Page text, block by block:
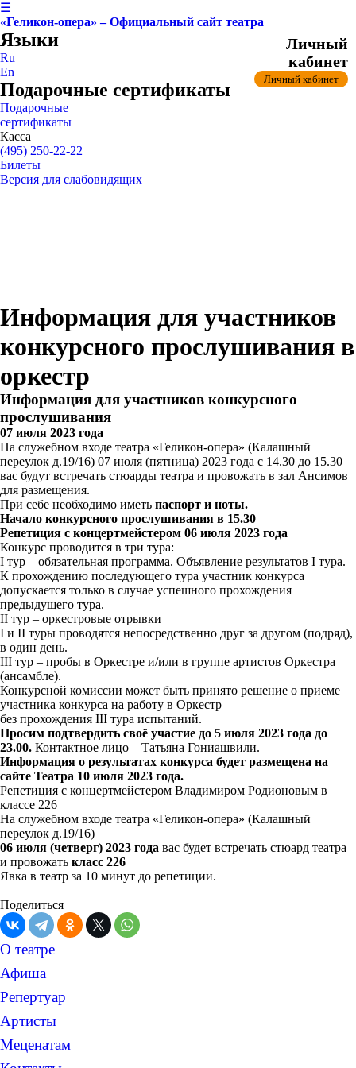
☰
«Геликон-опера» – Официальный сайт театра
Языки
Ru
En
Подарочные сертификаты
Подарочные
сертификаты
Касса
(495) 250-22-22
Личный
кабинет
Личный кабинет
Билеты
Версия для слабовидящих
Информация для участников
конкурсного прослушивания в
оркестр
Информация для участников конкурсного
прослушивания
07 июля 2023 года
На служебном входе театра «Геликон-опера» (Калашный
переулок д.19/16) 07 июля (пятница) 2023 года с 14.30 до 15.30
вас будут встречать стюарды театра и провожать в зал Ансимов
для размещения.
При себе необходимо иметь паспорт и ноты.
Начало конкурсного прослушивания в 15.30
Репетиция с концертмейстером 06 июля 2023 года
Конкурс проводится в три тура:
I тур – обязательная программа. Объявление результатов I тура.
К прохождению последующего тура участник конкурса
допускается только в случае успешного прохождения
предыдущего тура.
II тур – оркестровые отрывки
I и II туры проводятся непосредственно друг за другом (подряд),
в один день.
III тур – пробы в Оркестре и/или в группе артистов Оркестра
(ансамбле).
Конкурсной комиссии может быть принято решение о приеме
участника конкурса на работу в Оркестр
без прохождения III тура испытаний.
Просим подтвердить своё участие до 5 июля 2023 года до
23.00. Контактное лицо – Татьяна Гониашвили.
Информация о результатах конкурса будет размещена на
сайте Театра 10 июля 2023 года.
Репетиция с концертмейстером Владимиром Родионовым в
классе 226
На служебном входе театра «Геликон-опера» (Калашный
переулок д.19/16)
06 июля (четверг) 2023 года вас будет встречать стюард театра
и провожать класс 226
Явка в театр за 10 минут до репетиции.
Поделиться
О театре
Афиша
Репертуар
Артисты
Меценатам